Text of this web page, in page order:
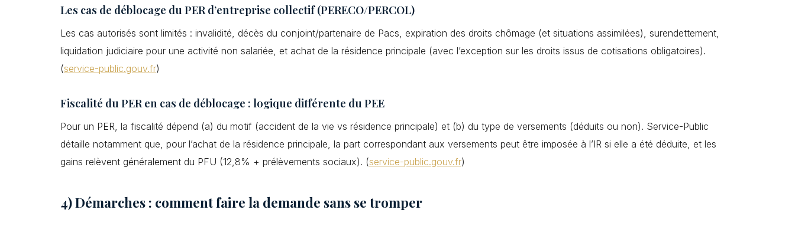
Les cas de déblocage du PER d’entreprise collectif (PERECO/PERCOL)
Les cas autorisés sont limités : invalidité, décès du conjoint/partenaire de Pacs, expiration des droits chômage (et situations assimilées), surendettement,
liquidation judiciaire pour une activité non salariée, et achat de la résidence principale (avec l’exception sur les droits issus de cotisations obligatoires).
(service-public.gouv.fr)
Fiscalité du PER en cas de déblocage : logique différente du PEE
Pour un PER, la fiscalité dépend (a) du motif (accident de la vie vs résidence principale) et (b) du type de versements (déduits ou non). Service-Public
détaille notamment que, pour l’achat de la résidence principale, la part correspondant aux versements peut être imposée à l’IR si elle a été déduite, et les
gains relèvent généralement du PFU (12,8% + prélèvements sociaux). (service-public.gouv.fr)
4) Démarches : comment faire la demande sans se tromper